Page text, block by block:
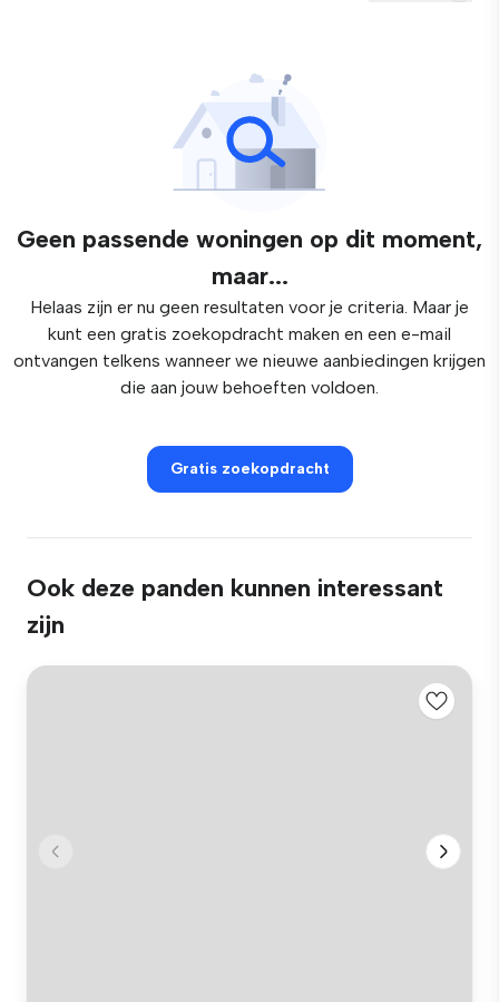
Geen passende woningen op dit moment,
maar...
Helaas zijn er nu geen resultaten voor je criteria. Maar je
kunt een gratis zoekopdracht maken en een e-mail
ontvangen telkens wanneer we nieuwe aanbiedingen krijgen
die aan jouw behoeften voldoen.
Gratis zoekopdracht
Ook deze panden kunnen interessant
zijn